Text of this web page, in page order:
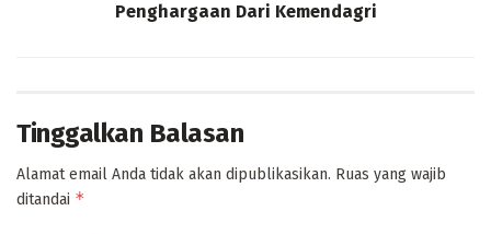
Penghargaan Dari Kemendagri
Tinggalkan Balasan
Alamat email Anda tidak akan dipublikasikan. Ruas yang wajib
ditandai *